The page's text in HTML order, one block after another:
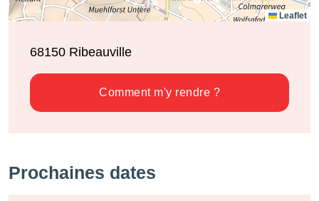
Leaflet
68150 Ribeauville
Comment m'y rendre ?
Prochaines dates